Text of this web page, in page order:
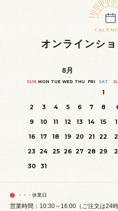
オンラインシ
8月
SUN MON TUE WED THU FRI SAT
1
2
3 4 5 6 7
8
9
10 11 12 13 14
15
16
17 18 19 20 21
22
23 24 25 26 27 28 29
30
31
・・・休業日
営業時間：10:30～16:00（ご注文は24時